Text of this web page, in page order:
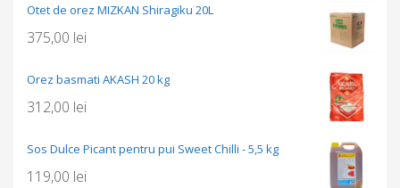
Otet de orez MIZKAN Shiragiku 20L
375,00 lei
Orez basmati AKASH 20 kg
312,00 lei
Sos Dulce Picant pentru pui Sweet Chilli - 5,5 kg
119,00 lei